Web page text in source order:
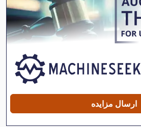
German
Gk 800
Gkt 60
Gws 25 230
Gx 11 Ff
ارسال مزایده